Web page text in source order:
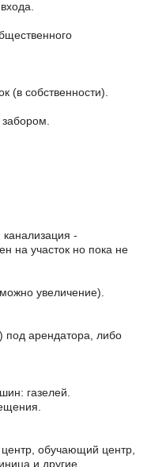
(в собственности).
забором.
-
на участок но пока не
увеличение).
под арендатора, либо
газелей.
обучающий центр,
и другие.